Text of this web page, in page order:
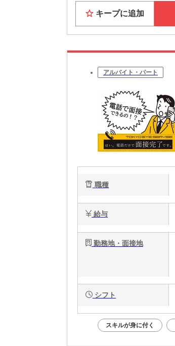
キープに追加
アルバイト・パート
職種
給与
勤務地・面接地
シフト
スキルが身に付く